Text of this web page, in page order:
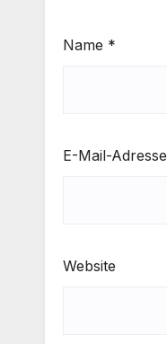
Name *
E-Mail-Adresse
Website